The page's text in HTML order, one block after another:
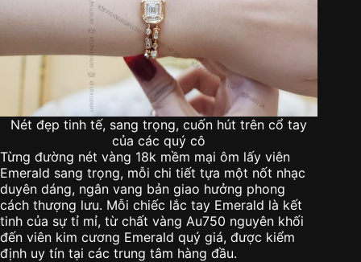
Nét đẹp tinh tế, sang trọng, cuốn hút trên cổ tay
của các quý cô
Từng đường nét vàng 18k mềm mại ôm lấy viên
Emerald sang trọng, mỗi chi tiết tựa một nốt nhạc
duyên dáng, ngân vang bản giao hưởng phong
cách thượng lưu. Mỗi chiếc lắc tay Emerald là kết
tinh của sự tỉ mỉ, từ chất vàng Au750 nguyên khối
đến viên kim cương Emerald quý giá, được kiểm
định uy tín tại các trung tâm hàng đầu.